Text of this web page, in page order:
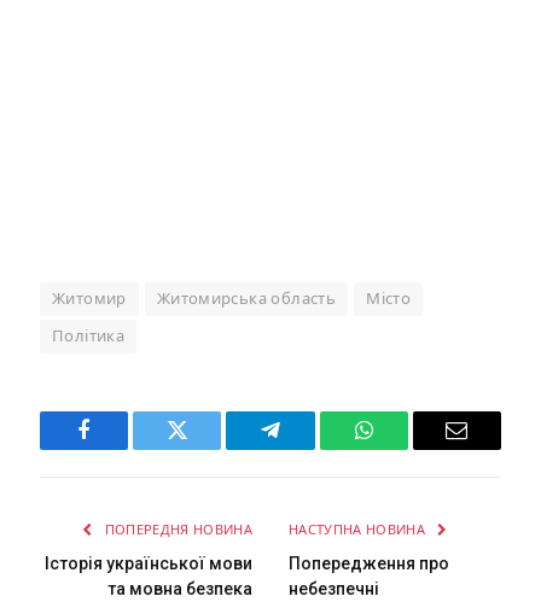
Житомир Житомирська область Місто
Політика
Facebook Twitter Telegram WhatsAppEmail
ПОПЕРЕДНЯ НОВИНА
Історія української мови
та мовна безпека
НАСТУПНА НОВИНА
Попередження про
небезпечні